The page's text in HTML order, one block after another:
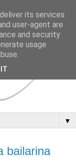
▼
bailarina
its services
user-agent are
and security
usage